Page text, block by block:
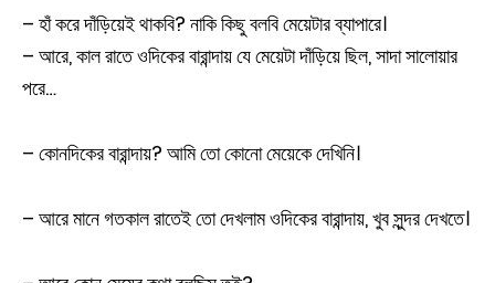
– হাঁ করে দাঁড়িয়েই থাকবি? নাকি কিছু বলবি মেয়েটার ব্যাপারে।
– আরে, কাল রাতে ওদিকের বারান্দায় যে মেয়েটা দাঁড়িয়ে ছিল, সাদা সালোয়ার
পরে…
– কোনদিকের বারান্দায়? আমি তো কোনো মেয়েকে দেখিনি।
– আরে মানে গতকাল রাতেই তো দেখলাম ওদিকের বারান্দায়, খুব সুন্দর দেখতে।